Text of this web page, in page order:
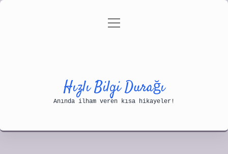
Gizlilik Politikası
menüyü
Hızlı Bilgi Durağı
Anında ilham veren kısa hikayeler!